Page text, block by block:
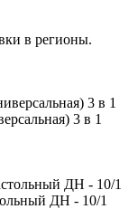
в регионы.
3 в 1
ДН - 10/1